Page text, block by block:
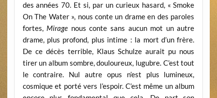
des années 70. Et si, par un curieux hasard, « Smoke
On The Water », nous conte un drame en des paroles
fortes, Mirage nous conte sans aucun mot un autre
drame, plus profond, plus intime : la mort d’un frère.
De ce décès terrible, Klaus Schulze aurait pu nous
tirer un album sombre, douloureux, lugubre. C’est tout
le contraire. Nul autre opus n’est plus lumineux,
cosmique et porté vers l’espoir. C’est même un album